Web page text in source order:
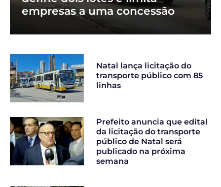
empresas a uma concessão
Natal lança licitação do
transporte público com 85
linhas
Prefeito anuncia que edital
da licitação do transporte
público de Natal será
publicado na próxima
semana